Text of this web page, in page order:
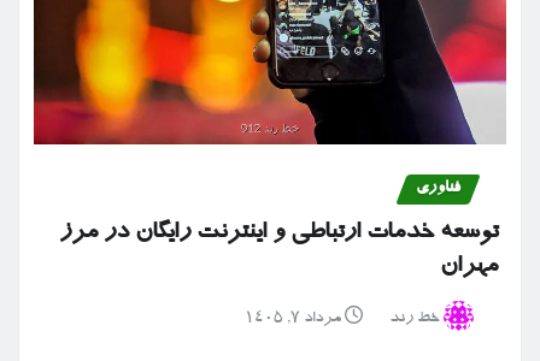
فناوری
توسعه خدمات ارتباطی و اینترنت رایگان در مرز
مهران
خط رند مرداد ۷, ۱۴۰۵